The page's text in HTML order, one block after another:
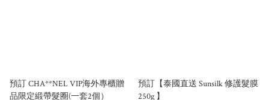
預訂 CHA**NEL VIP海外專櫃贈
品限定緞帶髮圈(一套2個）
預訂【泰國直送 Sunsilk 修護髮膜
250g 】